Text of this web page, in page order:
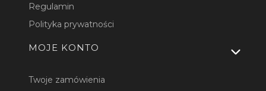
Regulamin
Polityka prywatności
MOJE KONTO
Twoje zamówienia